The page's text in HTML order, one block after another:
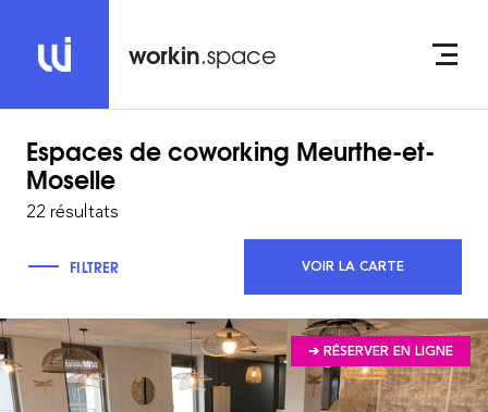
workin.space
Espaces de coworking Meurthe-et-
Moselle
22 résultats
FILTRER VOIR LA CARTE
➔ RÉSERVER EN LIGNE